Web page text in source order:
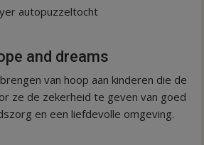
autopuzzeltocht
and dreams
van hoop aan kinderen die de
ze de zekerheid te geven van goed
en een liefdevolle omgeving.